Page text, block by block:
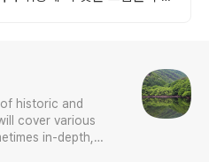
historic and
cover various
in-depth,